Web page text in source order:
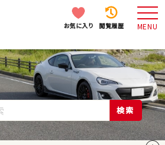
お気に入り 閲覧履歴 MENU
検索